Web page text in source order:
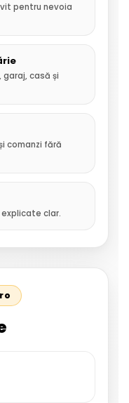
pentru nevoia
garaj, casă și
comanzi fără
clar.